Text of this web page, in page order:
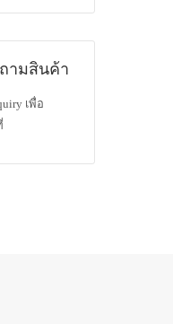
ามสินค้า
เพื่อ